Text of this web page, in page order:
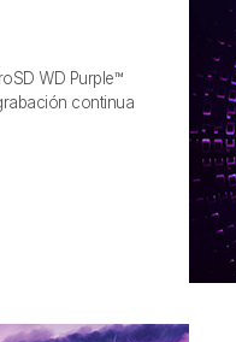
WD Purple™
continua